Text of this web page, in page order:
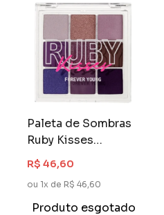
Paleta de Sombras
Ruby Kisses
Memories
Collection Forever
Toung
R$ 46,60
ou 1x de R$ 46,60
Produto esgotado